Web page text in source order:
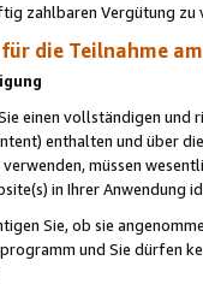
zahlbaren Vergütung zu
die Teilnahme
einen vollständigen
enthalten und über
müssen
in Ihrer Anwendung
Sie, ob sie
und Sie dürfen